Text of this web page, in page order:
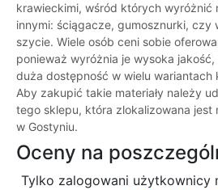
krawieckimi, wśród których wyróżnić
innymi: ściągacze, gumosznurki, czy
szycie. Wiele osób ceni sobie
ponieważ wyróżnia je wysoka
duża dostępność w wielu wariantach
Aby zakupić takie materiały należy
tego sklepu, która zlokalizowana jest
w Gostyniu.
Oceny na
Tylko zalogowani użytkownicy